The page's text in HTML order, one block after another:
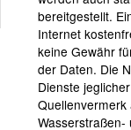
bereitgestellt.
Internet
keine Gewähr
der Daten. Die
Dienste
Wasserstraßen-